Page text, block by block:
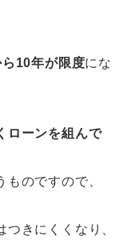
10年が限度にな
ローンを組んで
ものですので、
きにくくなり、